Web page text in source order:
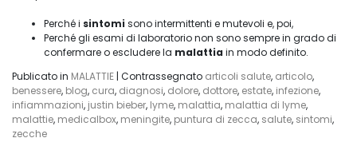
Perché i sintomi sono intermittenti e mutevoli e, poi,
Perché gli esami di laboratorio non sono sempre in grado di
confermare o escludere la malattia in modo definito.
Publicato in MALATTIE | Contrassegnato articoli salute, articolo,
benessere, blog, cura, diagnosi, dolore, dottore, estate, infezione,
infiammazioni, justin bieber, lyme, malattia, malattia di lyme,
malattie, medicalbox, meningite, puntura di zecca, salute, sintomi,
zecche